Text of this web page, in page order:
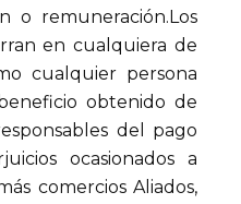
o remuneración.Los
en cualquiera de
cualquier persona
obtenido de
del pago
ocasionados a
comercios Aliados,